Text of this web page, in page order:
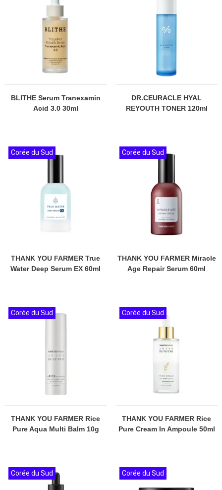
BLITHE Serum Tranexamin
Acid 3.0 30ml
DR.CEURACLE HYAL
REYOUTH TONER 120ml
THANK YOU FARMER True
Water Deep Serum EX 60ml
Corée du Sud
THANK YOU FARMER Miracle
Age Repair Serum 60ml
Corée du Sud
THANK YOU FARMER Rice
Pure Aqua Multi Balm 10g
Corée du Sud
THANK YOU FARMER Rice
Pure Cream In Ampoule 50ml
Corée du Sud
Corée du Sud Corée du Sud